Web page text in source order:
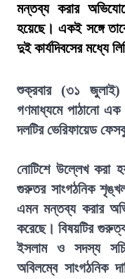
মন্তব্য করার
হয়েছে। একই সঙ্গে
দুই কার্যদিবসের মধ্যে
শুক্রবার (৩১ জুলাই)
গণমাধ্যমে পাঠানো
দলটির ভেরিফায়েড
নোটিশে উল্লেখ করা
গুরুতর সাংগঠনিক
এমন মন্তব্য করার
করেছে। বিষয়টির
ইসলাম ও সদস্য
অবিলম্বে সাংগঠনিক